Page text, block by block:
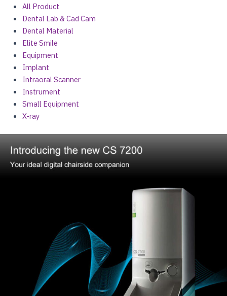
All Product
Dental Lab & Cad Cam
Dental Material
Elite Smile
Equipment
Implant
Intraoral Scanner
Instrument
Small Equipment
X-ray